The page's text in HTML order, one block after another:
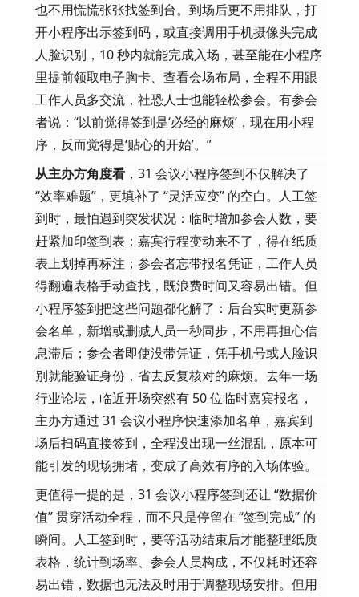
也不用慌慌张张找签到台。到场后更不用排队，打
开小程序出示签到码，或直接调用手机摄像头完成
人脸识别，10 秒内就能完成入场，甚至能在小程序
里提前领取电子胸卡、查看会场布局，全程不用跟
工作人员多交流，社恐人士也能轻松参会。有参会
者说：“以前觉得签到是‘必经的麻烦’，现在用小程
序，反而觉得是‘贴心的开始’。”
从主办方角度看 ，31 会议小程序签到不仅解决了
“效率难题”，更填补了 “灵活应变” 的空白。人工签
到时，最怕遇到突发状况：临时增加参会人数，要
赶紧加印签到表；嘉宾行程变动来不了，得在纸质
表上划掉再标注；参会者忘带报名凭证，工作人员
得翻遍表格手动查找，既浪费时间又容易出错。但
小程序签到把这些问题都化解了：后台实时更新参
会名单，新增或删减人员一秒同步，不用再担心信
息滞后；参会者即使没带凭证，凭手机号或人脸识
别就能验证身份，省去反复核对的麻烦。去年一场
行业论坛，临近开场突然有 50 位临时嘉宾报名，
主办方通过 31 会议小程序快速添加名单，嘉宾到
场后扫码直接签到，全程没出现一丝混乱，原本可
能引发的现场拥堵，变成了高效有序的入场体验。
更值得一提的是，31 会议小程序签到还让 “数据价
值” 贯穿活动全程，而不只是停留在 “签到完成” 的
瞬间。人工签到时，要等活动结束后才能整理纸质
表格，统计到场率、参会人员构成，不仅耗时还容
易出错，数据也无法及时用于调整现场安排。但用